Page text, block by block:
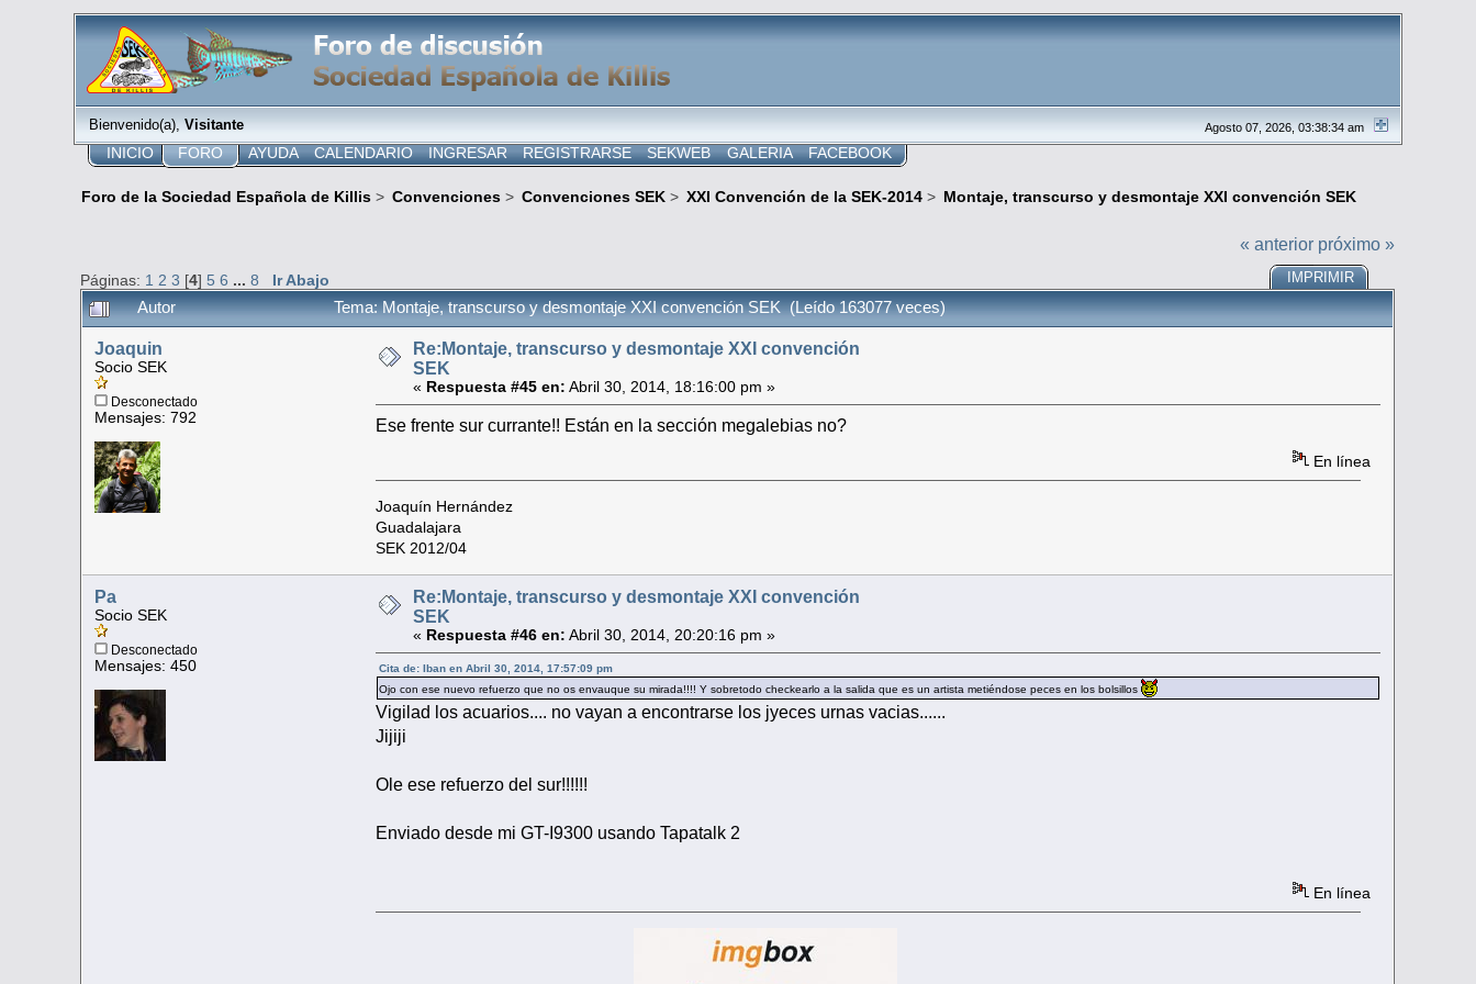
Agosto 07, 2026, 03:38:34 am
Bienvenido(a), Visitante
INICIO FORO AYUDA CALENDARIO INGRESAR REGISTRARSE SEKWEB GALERIA FACEBOOK
Foro de la Sociedad Española de Killis> Convenciones> Convenciones SEK> XXI Convención de la SEK-2014> Montaje, transcurso y desmontaje XXI convención SEK
« anterior próximo »
Páginas: 1 2 3 [4] 5 6 ...8 Ir Abajo IMPRIMIR
Autor Tema: Montaje, transcurso y desmontaje XXI convención SEK (Leído 163077 veces)
Joaquin
Socio SEK
Desconectado
Mensajes: 792
Re:Montaje, transcurso y desmontaje XXI convención
SEK
« Respuesta #45 en: Abril 30, 2014, 18:16:00 pm »
Ese frente sur currante!! Están en la sección megalebias no?
En línea
Joaquín Hernández
Guadalajara
SEK 2012/04
Pa
Socio SEK
Desconectado
Mensajes: 450
Re:Montaje, transcurso y desmontaje XXI convención
SEK
« Respuesta #46 en: Abril 30, 2014, 20:20:16 pm »
Cita de: Iban en Abril 30, 2014, 17:57:09 pm
Ojo con ese nuevo refuerzo que no os envauque su mirada!!!! Y sobretodo checkearlo a la salida que es un artista metiéndose peces en los bolsillos
Vigilad los acuarios.... no vayan a encontrarse los jyeces urnas vacias......
Jijiji
Ole ese refuerzo del sur!!!!!!
Enviado desde mi GT-I9300 usando Tapatalk 2
En línea